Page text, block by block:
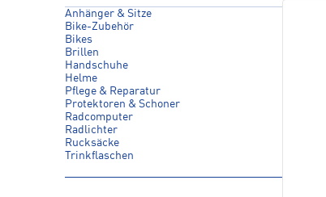
Anhänger & Sitze
Bike-Zubehör
Bikes
Brillen
Handschuhe
Helme
Pflege & Reparatur
Protektoren & Schoner
Radcomputer
Radlichter
Rucksäcke
Trinkflaschen